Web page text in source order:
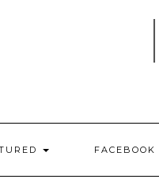
FACEBOOK